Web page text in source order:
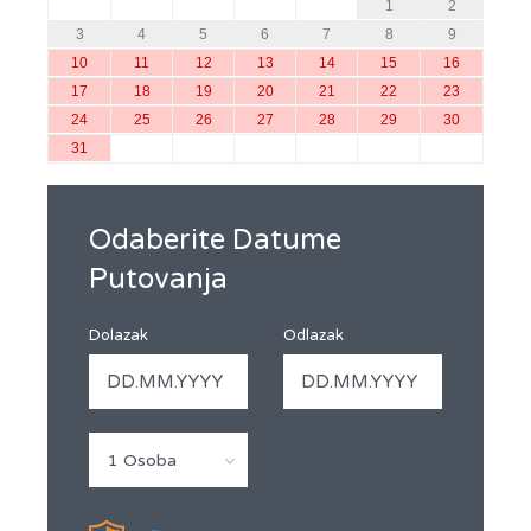
1
2
3
4 5 6 7 8
9
10
11 12 13 14 15
16
17
18 19 20 21 22
23
24
25 26 27 28 29
30
31
Odaberite Datume
Putovanja
Dolazak Odlazak
1 Osoba